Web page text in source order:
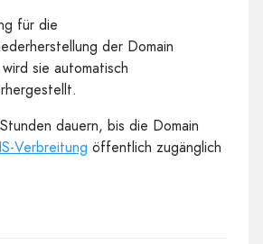
für die
der Domain
sie automatisch
dauern, bis die Domain
Verbreitung öffentlich zugänglich